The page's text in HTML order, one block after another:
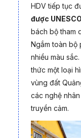
HDV tiếp tục
được
bách bộ tham
Ngắm toàn bộ
nhiều màu
thức một loại
vùng đất
các nghệ
truyền cảm.